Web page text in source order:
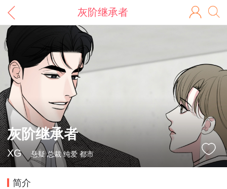
灰阶继承者
灰阶继承者
XG 悬疑 总裁 纯爱 都市
简介